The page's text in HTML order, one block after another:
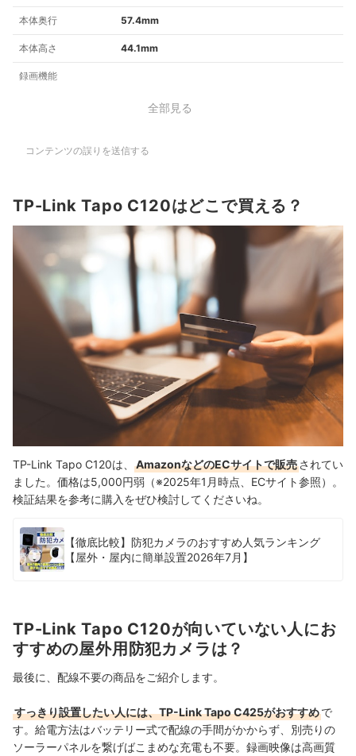
本体奥行 57.4mm
本体高さ 44.1mm
録画機能
全部見る
コンテンツの誤りを送信する
TP-Link Tapo C120はどこで買える？
TP-Link Tapo C120は、 AmazonなどのECサイトで販売されてい
ました。価格は5,000円弱（※2025年1月時点、ECサイト参照）。
検証結果を参考に購入をぜひ検討してくださいね。
【徹底比較】防犯カメラのおすすめ人気ランキング
【屋外・屋内に簡単設置2026年7月】
TP-Link Tapo C120が向いていない人にお
すすめの屋外用防犯カメラは？
最後に、配線不要の商品をご紹介します。
すっきり設置したい人には、TP-Link Tapo C425がおすすめで
す。給電方法はバッテリー式で配線の手間がかからず、 別売りの
ソーラーパネルを繋げばこまめな充電も不要。録画映像は高画質